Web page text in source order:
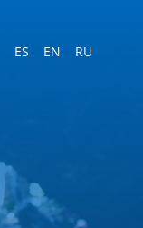
ES EN RU